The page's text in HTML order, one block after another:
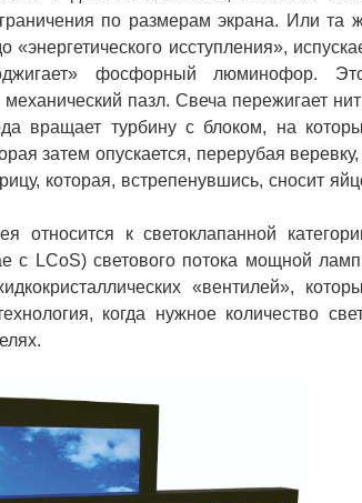
по размерам экрана. Или та
исступления»,
фосфорный люминофор.
пазл. Свеча пережигает
вращает турбину с блоком, на
затем опускается, перерубая веревку,
которая, встрепенувшись, сносит
к светоклапанной
с LCoS) светового потока мощной
«вентилей»,
когда нужное количество